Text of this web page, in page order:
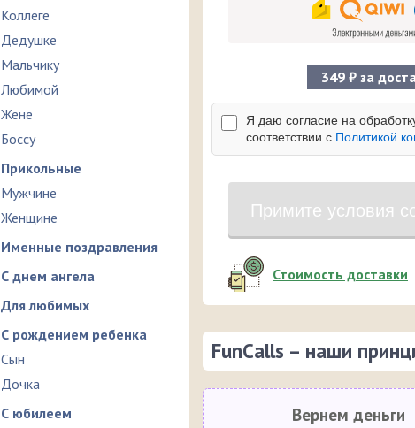
Коллеге
Дедушке
Мальчику
Любимой
Жене
Боссу
Прикольные
Мужчине
Женщине
Именные поздравления
С днем ангела
Для любимых
С рождением ребенка
Сын
Дочка
С юбилеем
349 ₽ за
Я даю согласие на
соответствии с Политикой
Примите условия
Стоимость доставки
FunCalls – наши
Вернем деньги